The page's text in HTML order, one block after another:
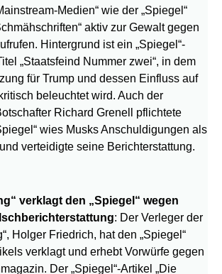
Medien“ wie der „Spiegel“
aktiv zur Gewalt gegen
Hintergrund ist ein „Spiegel“-
„Staatsfeind Nummer zwei“, in dem
für Trump und dessen Einfluss auf
beleuchtet wird. Auch der
Richard Grenell pflichtete
wies Musks Anschuldigungen als
verteidigte seine Berichterstattung.
verklagt den „Spiegel“ wegen
: Der Verleger der
Holger Friedrich, hat den „Spiegel“
verklagt und erhebt Vorwürfe gegen
Der „Spiegel“-Artikel „Die